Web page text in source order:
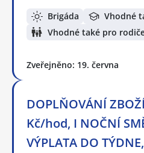
Brigáda
Vhodné
Vhodné také pro
Zveřejněno: 19. června
DOPLŇOVÁNÍ
Kč/hod, I NOČNÍ
VÝPLATA DO